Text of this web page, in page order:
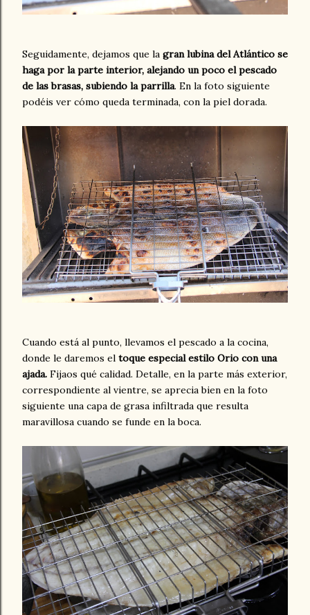
Seguidamente, dejamos que la gran lubina del Atlántico se
haga por la parte interior, alejando un poco el pescado
de las brasas, subiendo la parrilla. En la foto siguiente
podéis ver cómo queda terminada, con la piel dorada.
Cuando está al punto, llevamos el pescado a la cocina,
donde le daremos el toque especial estilo Orio con una
ajada. Fijaos qué calidad. Detalle, en la parte más exterior,
correspondiente al vientre, se aprecia bien en la foto
siguiente una capa de grasa infiltrada que resulta
maravillosa cuando se funde en la boca.